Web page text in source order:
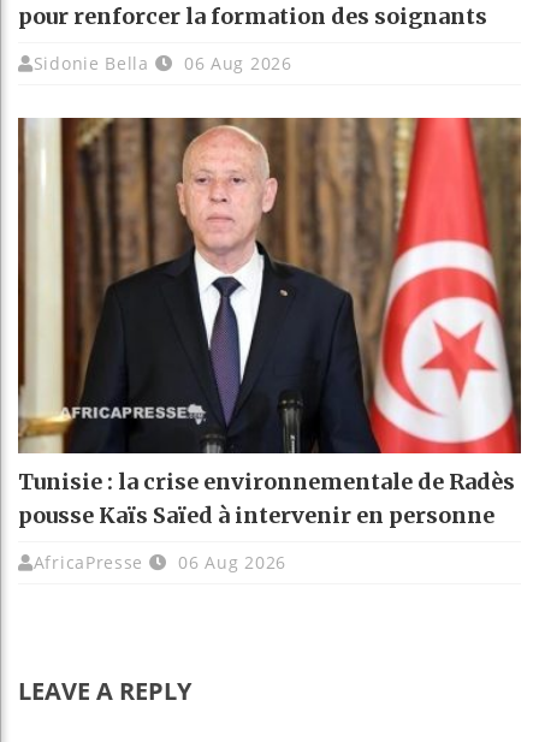
pour renforcer la formation des soignants
Sidonie Bella 06 Aug 2026
Tunisie : la crise environnementale de Radès
pousse Kaïs Saïed à intervenir en personne
AfricaPresse 06 Aug 2026
LEAVE A REPLY